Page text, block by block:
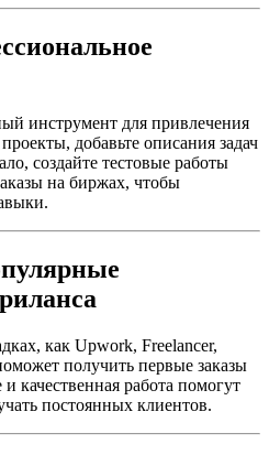
инструмент для привлечения
добавьте описания задач
создайте тестовые работы
на биржах, чтобы
как Upwork, Freelancer,
получить первые заказы
качественная работа помогут
постоянных клиентов.